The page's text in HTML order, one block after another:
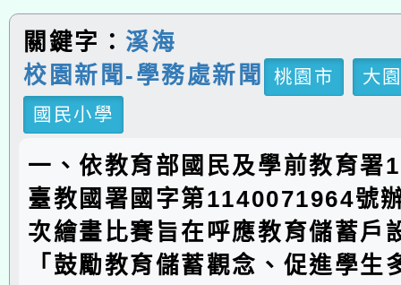
關鍵字： 溪海
校園新聞-學務處新聞
桃園市
大
國民小學
一、依教育部國民及學前教育署
臺教國署國字第1140071964號
次繪畫比賽旨在呼應教育儲蓄戶
「鼓勵教育儲蓄觀念、促進學生